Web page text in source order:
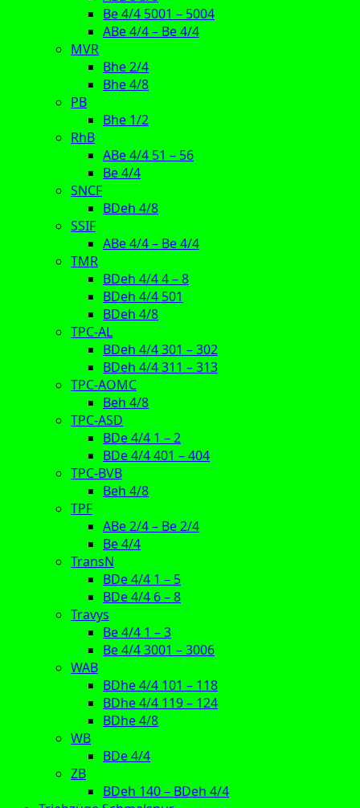
Be 4/4 5001 – 5004
ABe 4/4 – Be 4/4
MVR
Bhe 2/4
Bhe 4/8
PB
Bhe 1/2
RhB
ABe 4/4 51 – 56
Be 4/4
SNCF
BDeh 4/8
SSIF
ABe 4/4 – Be 4/4
TMR
BDeh 4/4 4 – 8
BDeh 4/4 501
BDeh 4/8
TPC-AL
BDeh 4/4 301 – 302
BDeh 4/4 311 – 313
TPC-AOMC
Beh 4/8
TPC-ASD
BDe 4/4 1 – 2
BDe 4/4 401 – 404
TPC-BVB
Beh 4/8
TPF
ABe 2/4 – Be 2/4
Be 4/4
TransN
BDe 4/4 1 – 5
BDe 4/4 6 – 8
Travys
Be 4/4 1 – 3
Be 4/4 3001 – 3006
WAB
BDhe 4/4 101 – 118
BDhe 4/4 119 – 124
BDhe 4/8
WB
BDe 4/4
ZB
BDeh 140 – BDeh 4/4